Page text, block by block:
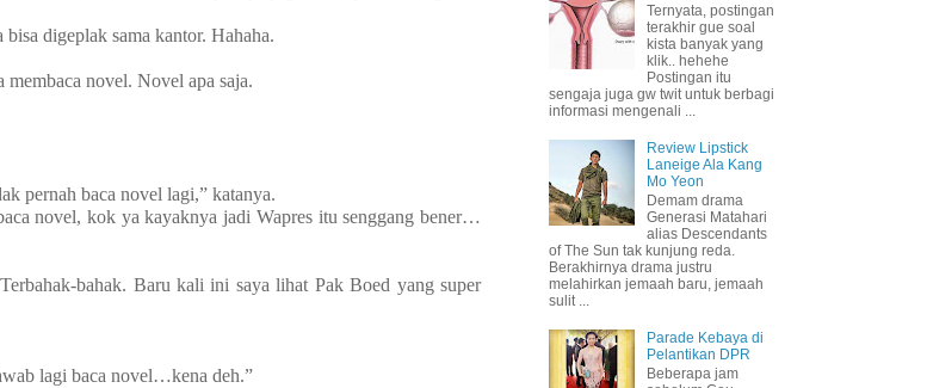
digeplak sama kantor. Hahaha.
membaca novel. Novel apa saja.
pernah baca novel lagi,” katanya.
novel, kok ya kayaknya jadi Wapres itu senggang bener…
bahak. Baru kali ini saya lihat Pak Boed yang super
lagi baca novel…kena deh.”
Ternyata, postingan
terakhir gue soal
kista banyak yang
klik.. hehehe
Postingan itu
sengaja juga gw twit untuk berbagi
informasi mengenali ...
Review Lipstick
Laneige Ala Kang
Mo Yeon
Demam drama
Generasi Matahari
alias Descendants
of The Sun tak kunjung reda.
Berakhirnya drama justru
melahirkan jemaah baru, jemaah
sulit ...
Parade Kebaya di
Pelantikan DPR
Beberapa jam